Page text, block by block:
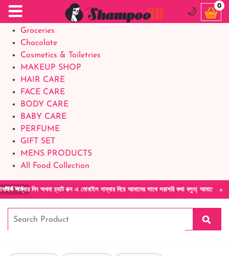
Food Supplements
Baby Foods
Groceries
Chocolate
Cosmetics & Toiletries
MAKEUP SHOP
HAIR CARE
FACE CARE
BODY CARE
BABY CARE
PERFUME
GIFT SET
MENS PRODUCTS
All Food Collection
×
NEWSচ্যাট বক্স এ মোবাইল নাম্বার দিয়ে আমাদের সাথে সরাসরি কথা বলুন| আমাদের যেকোনো পণ্য
🌙
0